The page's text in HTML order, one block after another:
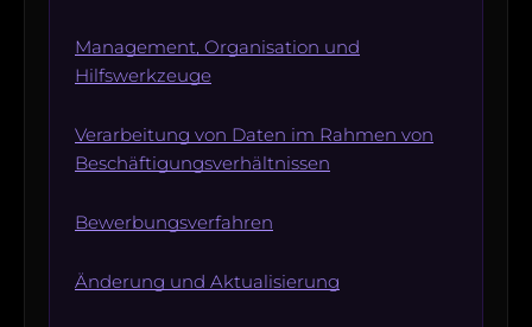
Management, Organisation und
Hilfswerkzeuge
Verarbeitung von Daten im Rahmen von
Beschäftigungsverhältnissen
Bewerbungsverfahren
Änderung und Aktualisierung